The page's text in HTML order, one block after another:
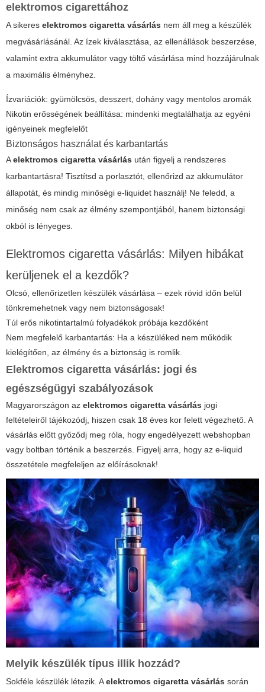
elektromos cigarettához
A sikeres elektromos cigaretta vásárlás nem áll meg a készülék
megvásárlásánál. Az ízek kiválasztása, az ellenállások beszerzése,
valamint extra akkumulátor vagy töltő vásárlása mind hozzájárulnak
a maximális élményhez.
Ízvariációk: gyümölcsös, desszert, dohány vagy mentolos aromák
Nikotin erősségének beállítása: mindenki megtalálhatja az egyéni
igényeinek megfelelőt
Biztonságos használat és karbantartás
Aelektromos cigaretta vásárlás után figyelj a rendszeres
karbantartásra! Tisztítsd a porlasztót, ellenőrizd az akkumulátor
állapotát, és mindig minőségi e-liquidet használj! Ne feledd, a
minőség nem csak az élmény szempontjából, hanem biztonsági
okból is lényeges.
Elektromos cigaretta vásárlás: Milyen hibákat
kerüljenek el a kezdők?
Olcsó, ellenőrizetlen készülék vásárlása – ezek rövid időn belül
tönkremehetnek vagy nem biztonságosak!
Túl erős nikotintartalmú folyadékok próbája kezdőként
Nem megfelelő karbantartás: Ha a készüléked nem működik
kielégítően, az élmény és a biztonság is romlik.
Elektromos cigaretta vásárlás: jogi és
egészségügyi szabályozások
Magyarországon az elektromos cigaretta vásárlás jogi
feltételeiről tájékozódj, hiszen csak 18 éves kor felett végezhető. A
vásárlás előtt győződj meg róla, hogy engedélyezett webshopban
vagy boltban történik a beszerzés. Figyelj arra, hogy az e-liquid
összetétele megfeleljen az előírásoknak!
Melyik készülék típus illik hozzád?
Sokféle készülék létezik. Aelektromos cigaretta vásárlás során